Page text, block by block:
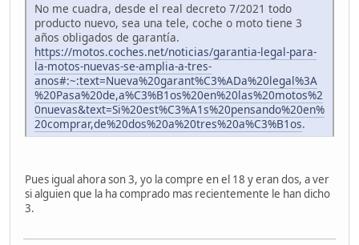
No me cuadra, desde el real decreto 7/2021 todo
producto nuevo, sea una tele, coche o moto tiene 3
años obligados de garantía.
https://motos.coches.net/noticias/garantia-legal-para-
la-motos-nuevas-se-amplia-a-tres-
anos#:~:text=Nueva%20garant%C3%ADa%20legal%3A
%20Pasa%20de,a%C3%B1os%20en%20las%20motos%2
0nuevas&text=Si%20est%C3%A1s%20pensando%20en%
20comprar,de%20dos%20a%20tres%20a%C3%B1os.
Pues igual ahora son 3, yo la compre en el 18 y eran dos, a ver
si alguien que la ha comprado mas recientemente le han dicho
3.